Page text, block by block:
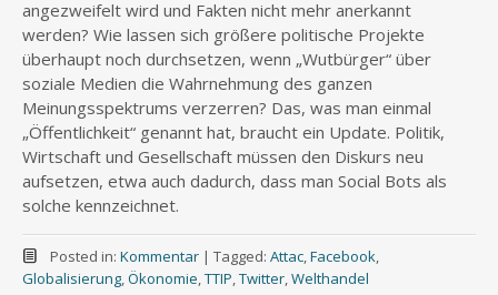
angezweifelt wird und Fakten nicht mehr anerkannt
werden? Wie lassen sich größere politische Projekte
überhaupt noch durchsetzen, wenn „Wutbürger“ über
soziale Medien die Wahrnehmung des ganzen
Meinungsspektrums verzerren? Das, was man einmal
„Öffentlichkeit“ genannt hat, braucht ein Update. Politik,
Wirtschaft und Gesellschaft müssen den Diskurs neu
aufsetzen, etwa auch dadurch, dass man Social Bots als
solche kennzeichnet.
Posted in: Kommentar | Tagged: Attac,Facebook,
Globalisierung,Ökonomie,TTIP,Twitter,Welthandel